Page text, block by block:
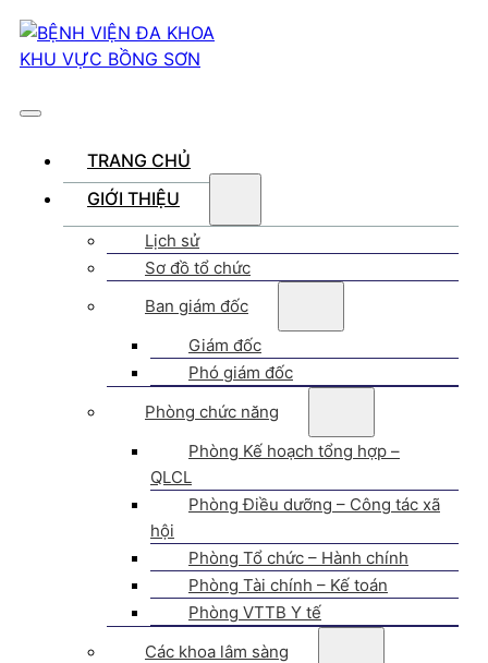
TRANG CHỦ
GIỚI THIỆU
Lịch sử
Sơ đồ tổ chức
Ban giám đốc
Giám đốc
Phó giám đốc
Phòng chức năng
Phòng Kế hoạch tổng hợp –
QLCL
Phòng Điều dưỡng – Công tác xã
hội
Phòng Tổ chức – Hành chính
Phòng Tài chính – Kế toán
Phòng VTTB Y tế
Các khoa lâm sàng